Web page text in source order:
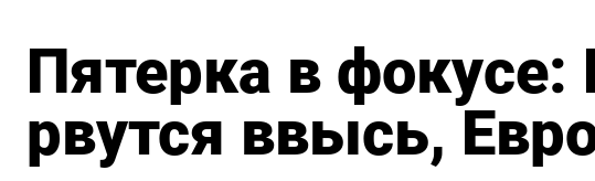
Пятерка в
рвутся ввысь,